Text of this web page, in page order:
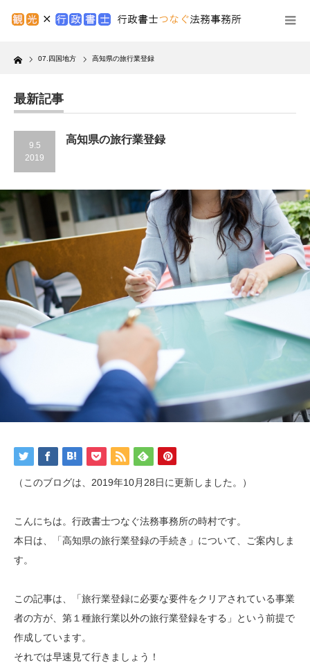
Home 07.四国地方 高知県の旅行業登録
最新記事
9.5
2019
高知県の旅行業登録
（このブログは、2019年10月28日に更新しました。）
こんにちは。行政書士つなぐ法務事務所の時村です。
本日は、「高知県の旅行業登録の手続き」について、ご案内しま
す。
この記事は、「旅行業登録に必要な要件をクリアされている事業
者の方が、第１種旅行業以外の旅行業登録をする」という前提で
作成しています。
それでは早速見て行きましょう！